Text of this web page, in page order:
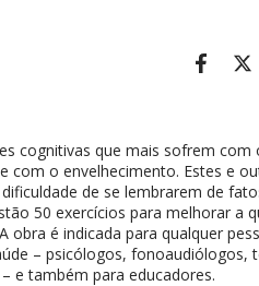
cognitivas que mais sofrem
com o envelhecimento. Estes e
de se lembrarem de
50 exercícios para melhorar a
obra é indicada para qualquer
– psicólogos, fonoaudiólogos,
e também para educadores.